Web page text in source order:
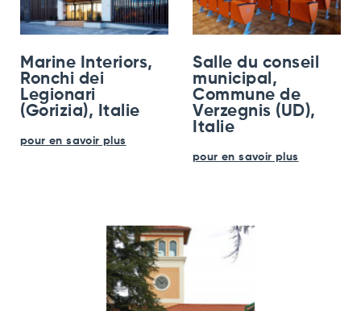
Marine Interiors,
Ronchi dei
Legionari
(Gorizia), Italie
pour en savoir plus
Salle du conseil
municipal,
Commune de
Verzegnis (UD),
Italie
pour en savoir plus